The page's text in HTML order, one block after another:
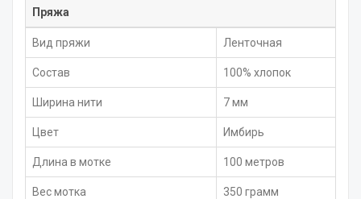
Пряжа
Вид пряжи Ленточная
Состав 100% хлопок
Ширина нити 7 мм
Цвет Имбирь
Длина в мотке 100 метров
Вес мотка 350 грамм